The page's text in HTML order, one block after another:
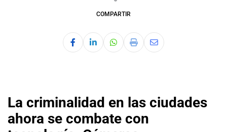
COMPARTIR
La criminalidad en las ciudades
ahora se combate con